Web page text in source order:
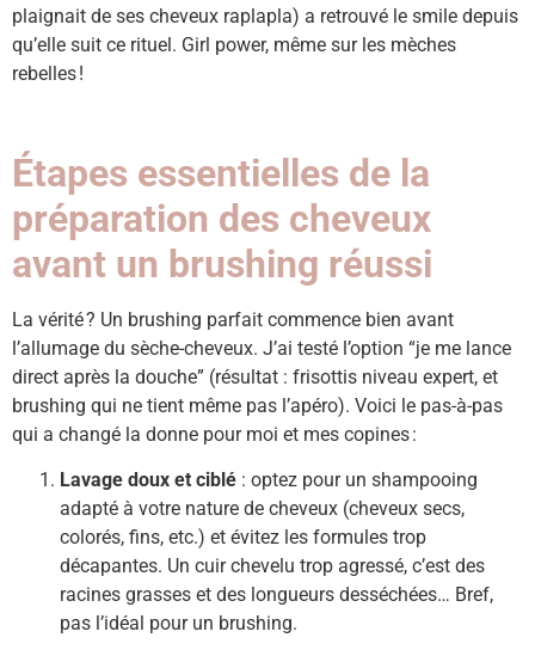
plaignait de ses cheveux raplapla) a retrouvé le smile depuis
qu’elle suit ce rituel. Girl power, même sur les mèches
rebelles !
Étapes essentielles de la
préparation des cheveux
avant un brushing réussi
La vérité ? Un brushing parfait commence bien avant
l’allumage du sèche-cheveux. J’ai testé l’option “je me lance
direct après la douche” (résultat : frisottis niveau expert, et
brushing qui ne tient même pas l’apéro). Voici le pas-à-pas
qui a changé la donne pour moi et mes copines :
Lavage doux et ciblé : optez pour un shampooing
adapté à votre nature de cheveux (cheveux secs,
colorés, fins, etc.) et évitez les formules trop
décapantes. Un cuir chevelu trop agressé, c’est des
racines grasses et des longueurs desséchées… Bref,
pas l’idéal pour un brushing.